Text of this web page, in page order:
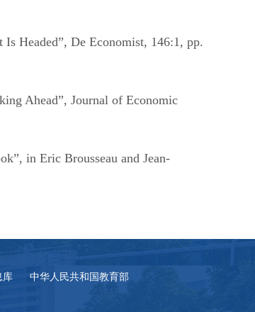
Headed”, De Economist, 146:1, pp.
Ahead”, Journal of Economic
in Eric Brousseau and Jean-
库 中华人民共和国教育部